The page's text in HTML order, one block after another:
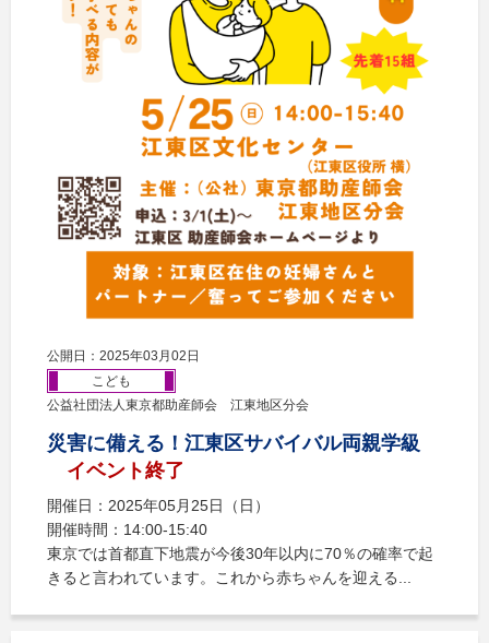
公開日：2025年03月02日
こども
公益社団法人東京都助産師会 江東地区分会
災害に備える！江東区サバイバル両親学級
イベント終了
開催日：2025年05月25日（日）
開催時間：14:00‐15:40
東京では首都直下地震が今後30年以内に70％の確率で起
きると言われています。これから赤ちゃんを迎える...